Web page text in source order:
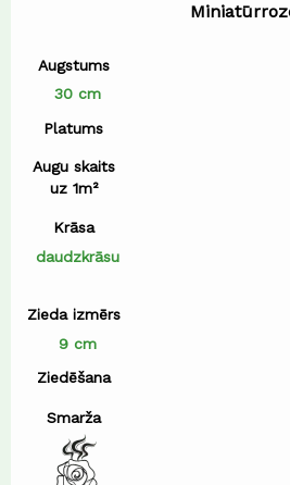
Augstums
30 cm
Platums
Augu skaits
uz 1m²
Krāsa
daudzkrāsu
Zieda izmērs
9 cm
Ziedēšana
Smarža